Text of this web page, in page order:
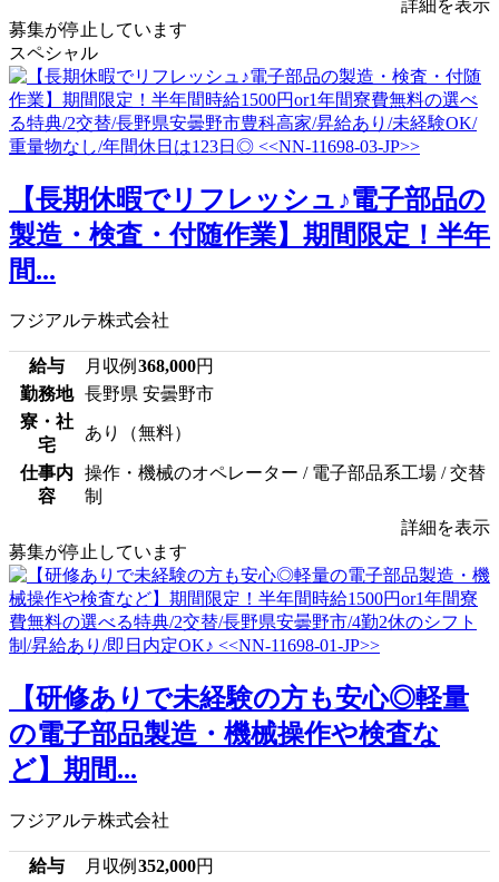
詳細を表示
募集が停止しています
スペシャル
【長期休暇でリフレッシュ♪電子部品の
製造・検査・付随作業】期間限定！半年
間...
フジアルテ株式会社
給与 月収例 368,000円
勤務地
長野県 安曇野市
寮・社
宅
あり（無料）
仕事内
容
操作・機械のオペレーター / 電子部品系工場 / 交替
制
詳細を表示
募集が停止しています
【研修ありで未経験の方も安心◎軽量
の電子部品製造・機械操作や検査な
ど】期間...
フジアルテ株式会社
給与 月収例 352,000円